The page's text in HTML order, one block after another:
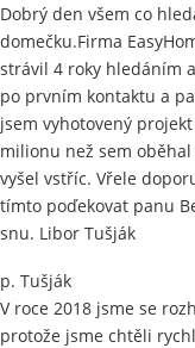
Dobrý den všem co
domečku.Firma
strávil 4 roky hledáním
po prvním kontaktu a
jsem vyhotovený
milionu než sem
vyšel vstříc. Vřele
tímto poďekovat panu
snu. Libor Tušják
p. Tušják
V roce 2018 jsme se
protože jsme chtěli